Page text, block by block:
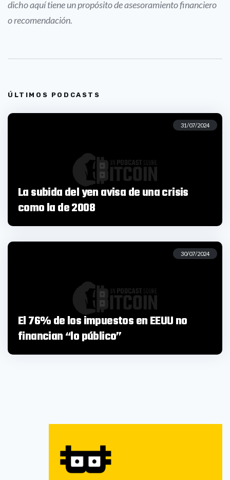
dicho aquí tiene un propósito de asesoramiento financiero
o recomendación.
ÚLTIMOS PODCASTS
31/07/2024
La subida del yen avisa de una crisis
como la de 2008
30/07/2024
El 76% de los impuestos en EEUU no
financian “lo público”